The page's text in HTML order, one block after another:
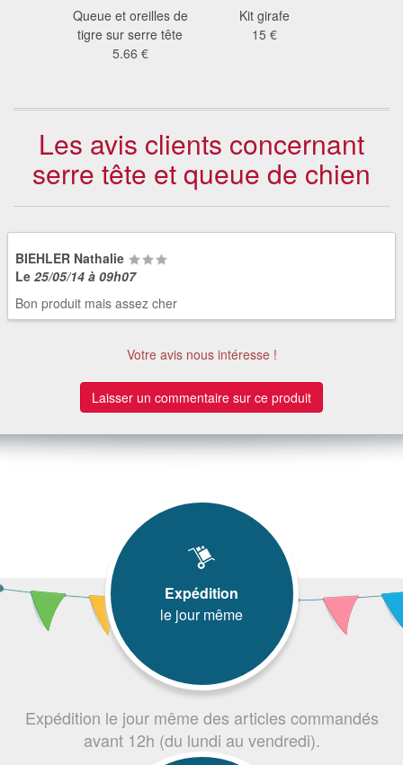
Queue et oreilles de
tigre sur serre tête
5.66 €
Kit girafe
15 €
Les avis clients concernant
serre tête et queue de chien
BIEHLER Nathalie
Le 25/05/14 à 09h07
Bon produit mais assez cher
Votre avis nous intéresse !
Laisser un commentaire sur ce produit
Expédition
le jour même
Expédition le jour même des articles commandés
avant 12h (du lundi au vendredi).